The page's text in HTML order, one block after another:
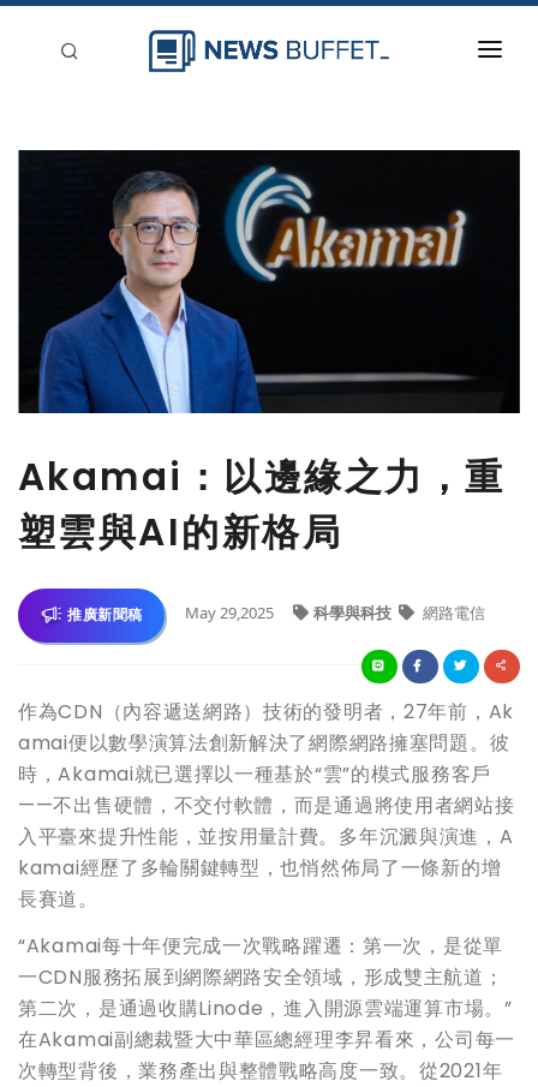
Akamai：以邊緣之力，重
塑雲與AI的新格局
推廣新聞稿 May 29,2025 科學與科技 網路電信
作為CDN（內容遞送網路）技術的發明者，27年前，Ak
amai便以數學演算法創新解決了網際網路擁塞問題。彼
時，Akamai就已選擇以一種基於“雲”的模式服務客戶
——不出售硬體，不交付軟體，而是通過將使用者網站接
入平臺來提升性能，並按用量計費。多年沉澱與演進，A
kamai經歷了多輪關鍵轉型，也悄然佈局了一條新的增
長賽道。
“Akamai每十年便完成一次戰略躍遷：第一次，是從單
一CDN服務拓展到網際網路安全領域，形成雙主航道；
第二次，是通過收購Linode，進入開源雲端運算市場。”
在Akamai副總裁暨大中華區總經理李昇看來，公司每一
次轉型背後，業務產出與整體戰略高度一致。從2021年